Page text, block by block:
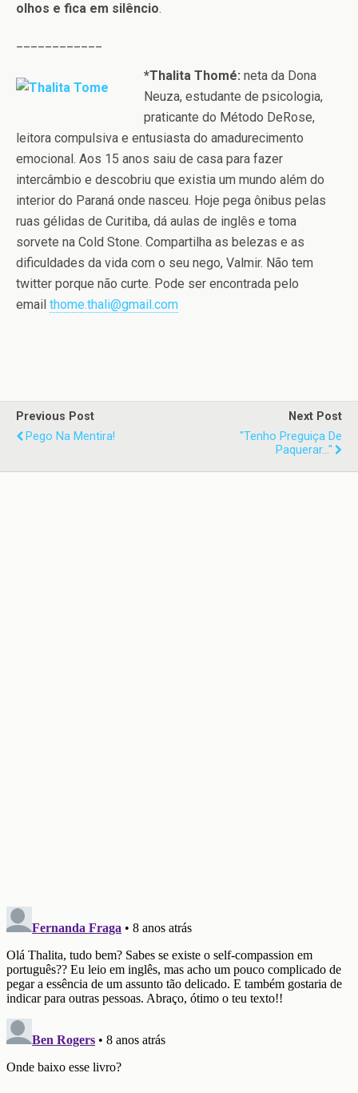
olhos e fica em silêncio.
*Thalita Thomé: neta da Dona
Neuza, estudante de psicologia,
praticante do Método DeRose,
leitora compulsiva e entusiasta do amadurecimento
emocional. Aos 15 anos saiu de casa para fazer
intercâmbio e descobriu que existia um mundo além do
interior do Paraná onde nasceu. Hoje pega ônibus pelas
ruas gélidas de Curitiba, dá aulas de inglês e toma
sorvete na Cold Stone. Compartilha as belezas e as
dificuldades da vida com o seu nego, Valmir. Não tem
twitter porque não curte. Pode ser encontrada pelo
email thome.thali@gmail.com
Previous Post
Pego Na Mentira!
Next Post
"Tenho Preguiça De
Paquerar..."